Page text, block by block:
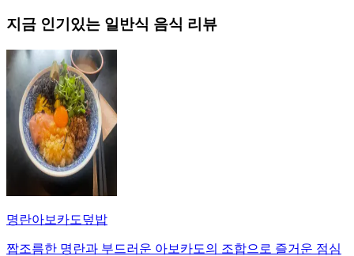
지금 인기있는 일반식 음식 리뷰
명란아보카도덮밥
짭조름한 명란과 부드러운 아보카도의 조합으로 즐거운 점심